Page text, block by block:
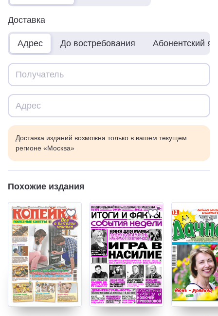
Доставка
Адрес До востребования Абонентский
Доставка изданий возможна только в вашем текущем
регионе «Москва»
Похожие издания